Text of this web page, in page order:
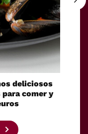
deliciosos
comer y